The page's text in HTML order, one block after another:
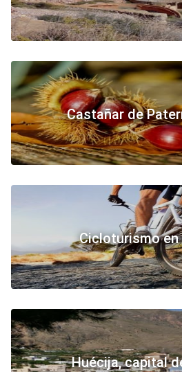
Castañar de
Cicloturismo en
Huécija, capital